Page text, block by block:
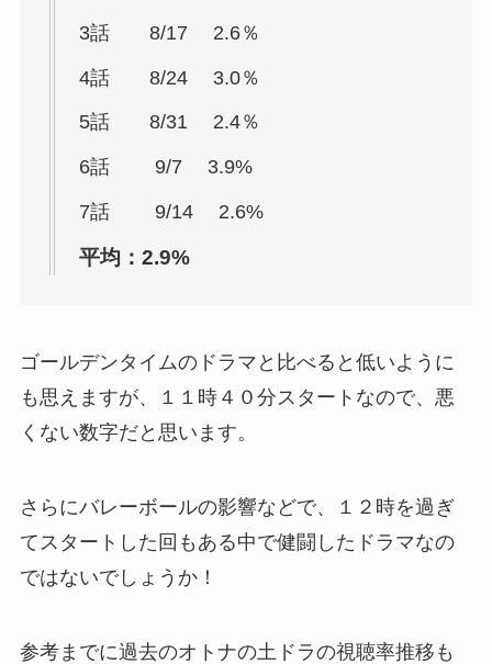
3話 8/17 2.6％
4話 8/24 3.0％
5話 8/31 2.4％
6話 9/7 3.9%
7話 9/14 2.6%
平均：2.9%
ゴールデンタイムのドラマと比べると低いように
も思えますが、１１時４０分スタートなので、悪
くない数字だと思います。
さらにバレーボールの影響などで、１２時を過ぎ
てスタートした回もある中で健闘したドラマなの
ではないでしょうか！
参考までに過去のオトナの土ドラの視聴率推移も